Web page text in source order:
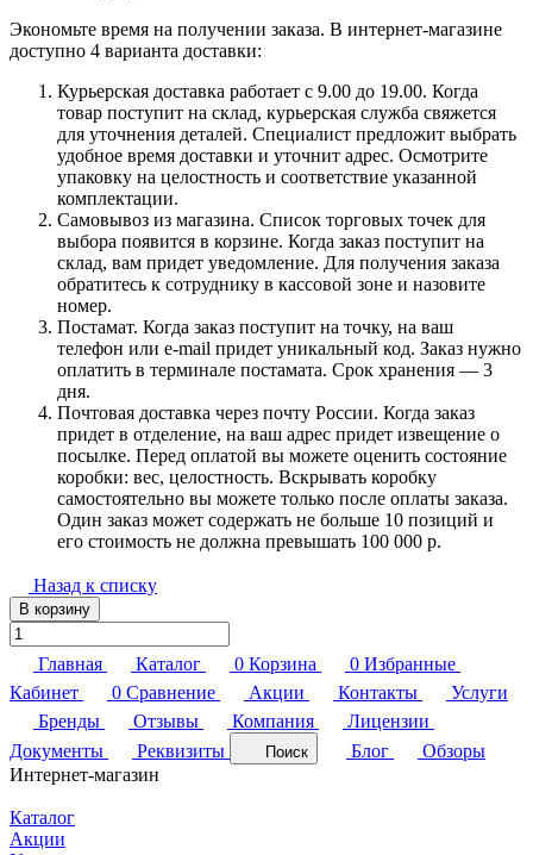
Экономьте время на получении заказа. В интернет-магазине
доступно 4 варианта доставки:
Курьерская доставка работает с 9.00 до 19.00. Когда
товар поступит на склад, курьерская служба свяжется
для уточнения деталей. Специалист предложит выбрать
удобное время доставки и уточнит адрес. Осмотрите
упаковку на целостность и соответствие указанной
комплектации.
Самовывоз из магазина. Список торговых точек для
выбора появится в корзине. Когда заказ поступит на
склад, вам придет уведомление. Для получения заказа
обратитесь к сотруднику в кассовой зоне и назовите
номер.
Постамат. Когда заказ поступит на точку, на ваш
телефон или e-mail придет уникальный код. Заказ нужно
оплатить в терминале постамата. Срок хранения — 3
дня.
Почтовая доставка через почту России. Когда заказ
придет в отделение, на ваш адрес придет извещение о
посылке. Перед оплатой вы можете оценить состояние
коробки: вес, целостность. Вскрывать коробку
самостоятельно вы можете только после оплаты заказа.
Один заказ может содержать не больше 10 позиций и
его стоимость не должна превышать 100 000 р.
Назад к списку
В корзину
Главная Каталог 0 Корзина 0 Избранные
Кабинет
0 Сравнение Акции Контакты
Услуги
Бренды
Отзывы Компания
Лицензии
Документы
Реквизиты Поиск Блог
Обзоры
Интернет-магазин
Каталог
Акции